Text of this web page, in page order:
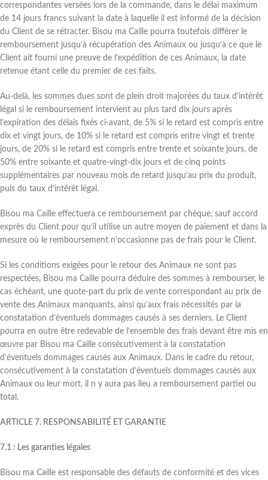
correspondantes versées lors de la commande, dans le délai maximum
de 14 jours francs suivant la date à laquelle il est informé de la décision
du Client de se rétracter. Bisou ma Caille pourra toutefois différer le
remboursement jusqu’à récupération des Animaux ou jusqu’à ce que le
Client ait fourni une preuve de l’expédition de ces Animaux, la date
retenue étant celle du premier de ces faits.
Au-delà, les sommes dues sont de plein droit majorées du taux d’intérêt
légal si le remboursement intervient au plus tard dix jours après
l’expiration des délais fixés ci-avant, de 5% si le retard est compris entre
dix et vingt jours, de 10% si le retard est compris entre vingt et trente
jours, de 20% si le retard est compris entre trente et soixante jours, de
50% entre soixante et quatre-vingt-dix jours et de cinq points
supplémentaires par nouveau mois de retard jusqu’au prix du produit,
puis du taux d’intérêt légal.
Bisou ma Caille effectuera ce remboursement par chèque, sauf accord
exprès du Client pour qu’il utilise un autre moyen de paiement et dans la
mesure où le remboursement n’occasionne pas de frais pour le Client.
Si les conditions exigées pour le retour des Animaux ne sont pas
respectées, Bisou ma Caille pourra déduire des sommes à rembourser, le
cas échéant, une quote-part du prix de vente correspondant au prix de
vente des Animaux manquants, ainsi qu’aux frais nécessités par la
constatation d’éventuels dommages causés à ses derniers. Le Client
pourra en outre être redevable de l’ensemble des frais devant être mis en
œuvre par Bisou ma Caille consécutivement à la constatation
d’éventuels dommages causés aux Animaux. Dans le cadre du retour,
consécutivement à la constatation d’éventuels dommages causés aux
Animaux ou leur mort, il n y aura pas lieu a remboursement partiel ou
total.
ARTICLE 7. RESPONSABILITÉ ET GARANTIE
7.1 : Les garanties légales
Bisou ma Caille est responsable des défauts de conformité et des vices